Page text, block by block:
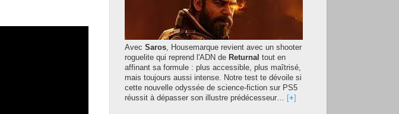
Avec Saros, Housemarque revient avec un shooter
roguelite qui reprend l'ADN de Returnal tout en
affinant sa formule : plus accessible, plus maîtrisé,
mais toujours aussi intense. Notre test te dévoile si
cette nouvelle odyssée de science-fiction sur PS5
réussit à dépasser son illustre prédécesseur…
+